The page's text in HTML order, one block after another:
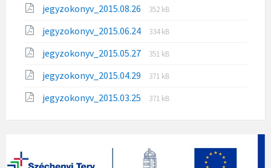
jegyzokonyv_2015.08.26
File
pdf
File
352 kB
jegyzokonyv_2015.06.24
File
pdf
File
334 kB
jegyzokonyv_2015.05.27
File
pdf
File
351 kB
jegyzokonyv_2015.04.29
File
pdf
File
371 kB
jegyzokonyv_2015.03.25
File
pdf
File
371 kB